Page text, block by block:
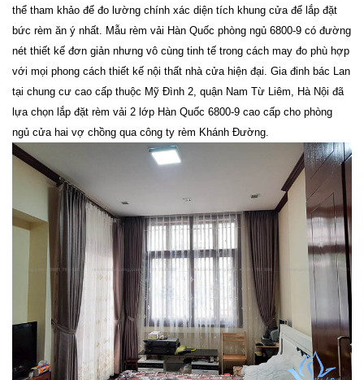
thể tham khảo để đo lường chính xác diện tích khung cửa để lắp đặt
bức rèm ăn ý nhất. Mẫu rèm vải Hàn Quốc phòng ngủ 6800-9 có đường
nét thiết kế đơn giản nhưng vô cùng tinh tế trong cách may đo phù hợp
với mọi phong cách thiết kế nội thất nhà cửa hiện đại. Gia đinh bác Lan
tại chung cư cao cấp thuộc Mỹ Đình 2, quận Nam Từ Liêm, Hà Nội đã
lựa chọn lắp đặt rèm vải 2 lớp Hàn Quốc 6800-9 cao cấp cho phòng
ngủ cửa hai vợ chồng qua công ty rèm Khánh Đường.